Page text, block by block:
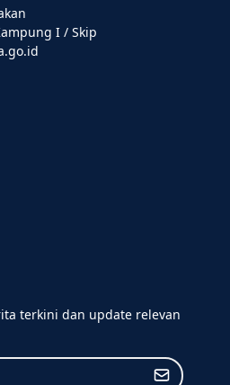
I / Skip
terkini dan update relevan